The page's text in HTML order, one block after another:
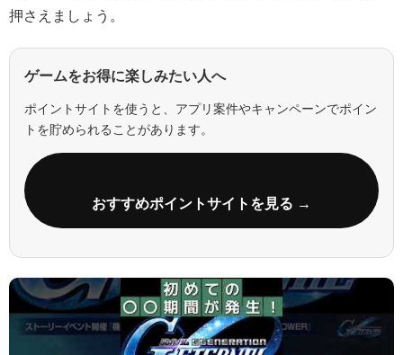
押さえましょう。
ゲームをお得に楽しみたい人へ
ポイントサイトを使うと、アプリ案件やキャンペーンでポイン
トを貯められることがあります。
おすすめポイントサイトを見る →